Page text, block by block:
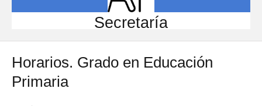
INVESTIGACIÓN
INTERNACIONAL
Directorio FCCE
Secretaría
Horarios. Grado en Educación
Primaria